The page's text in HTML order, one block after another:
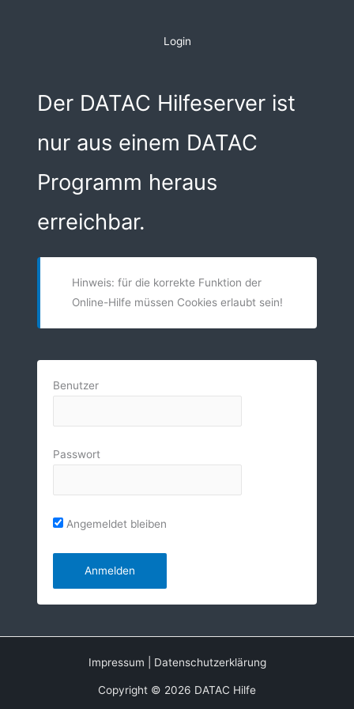
Login
Der DATAC Hilfeserver ist
nur aus einem DATAC
Programm heraus
erreichbar.
Hinweis: für die korrekte Funktion der
Online-Hilfe müssen Cookies erlaubt sein!
Benutzer
Passwort
Angemeldet bleiben
Impressum Datenschutzerklärung
Copyright © 2026 DATAC Hilfe